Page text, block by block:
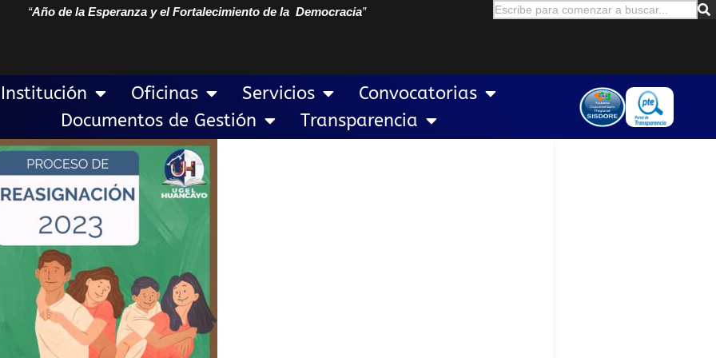
“Año de la Esperanza y el Fortalecimiento de la Democracia”
Institución Oficinas Servicios
Convocatorias
Documentos de Gestión
Transparencia